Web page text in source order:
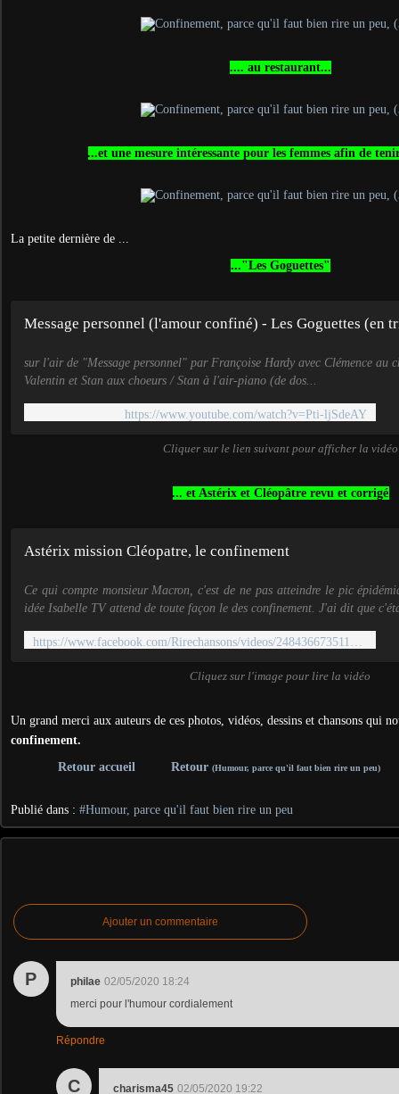
.... au restaurant...
...et une mesure intéressante pour les femmes afin de
La petite dernière de ...
..."Les Goguettes"
Message personnel (l'amour confiné) - Les Goguettes (en
sur l'air de "Message personnel" par Françoise Hardy avec Clémence au
Valentin et Stan aux choeurs / Stan à l'air-piano (de dos...
https://www.youtube.com/watch?v=Pti-ljSdeAY
Cliquer sur le lien suivant pour afficher la vidéo
... et Astérix et Cléopâtre revu et corrigé
Astérix mission Cléopatre, le confinement
Ce qui compte monsieur Macron, c'est de ne pas atteindre le pic
idée Isabelle TV attend de toute façon le des confinement. J'ai dit que
https://www.facebook.com/Rirechansons/videos/2484366735114327/
Cliquez sur l'image pour lire la vidéo
Un grand merci aux auteurs de ces photos, vidéos, dessins et chansons qui
confinement.
Retour accueil
Retour(Humour, parce qu'il faut bien rire un peu)
Publié dans : #Humour, parce qu'il faut bien rire un peu
Ajouter un commentaire
P philae 02/05/2020 18:24
merci pour l'humour cordialement
Répondre
C charisma45 02/05/2020 19:22